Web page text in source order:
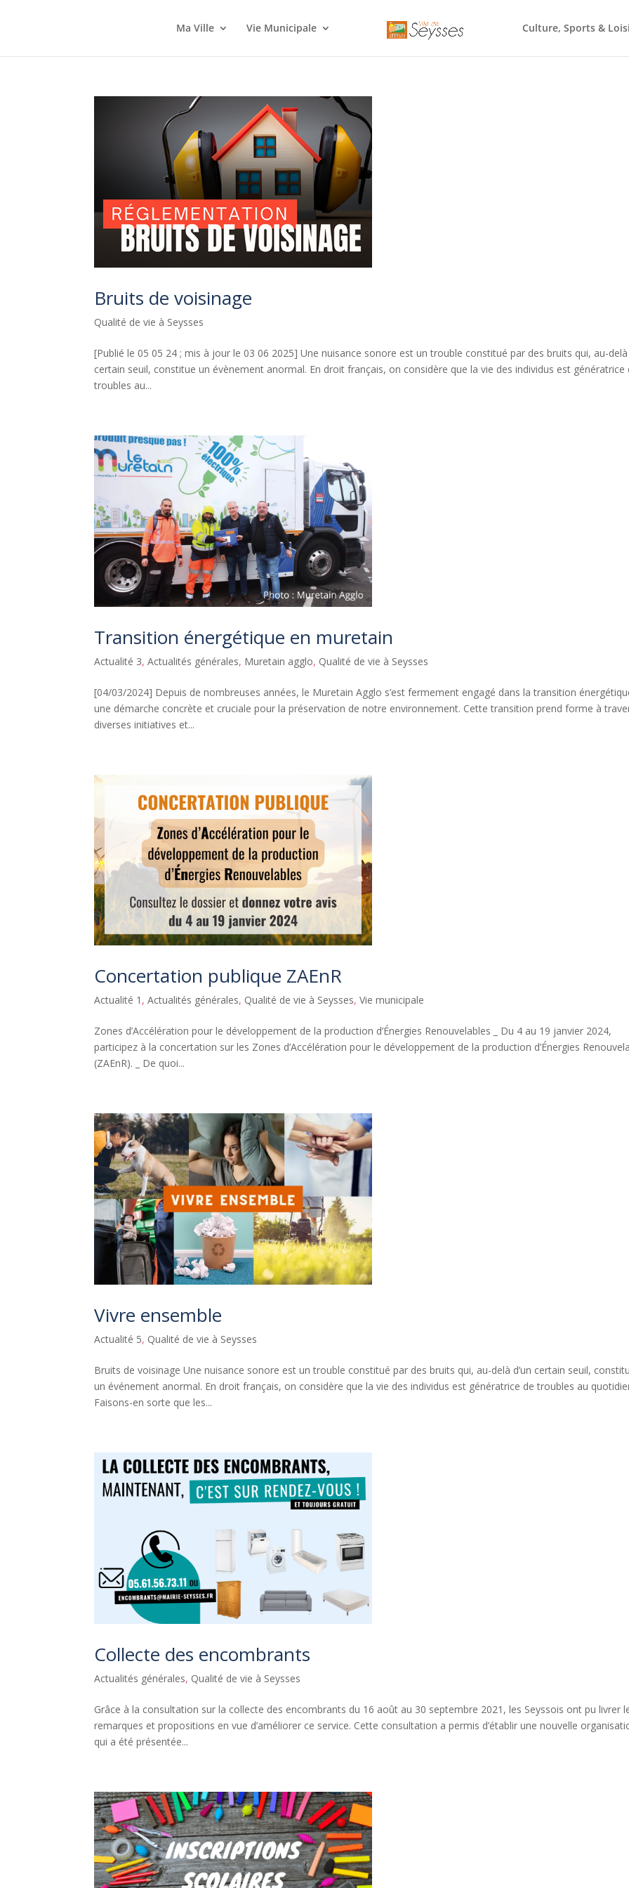
Ma Ville Vie Municipale Culture, Sports &
Bruits de voisinage
Qualité de vie à Seysses
[Publié le 05 05 24 ; mis à jour le 03 06 2025] Une nuisance sonore est un trouble constitué par des bruits qui, au-delà
certain seuil, constitue un évènement anormal. En droit français, on considère que la vie des individus est génératrice
troubles au...
Transition énergétique en muretain
Actualité 3,Actualités générales, Muretain agglo, Qualité de vie à Seysses
[04/03/2024] Depuis de nombreuses années, le Muretain Agglo s’est fermement engagé dans la transition
une démarche concrète et cruciale pour la préservation de notre environnement. Cette transition prend forme à
diverses initiatives et...
Concertation publique ZAEnR
Actualité 1 ,Actualités générales, Qualité de vie à Seysses,Vie municipale
Zones d’Accélération pour le développement de la production d’Énergies Renouvelables _ Du 4 au 19 janvier 2024,
participez à la concertation sur les Zones d’Accélération pour le développement de la production d’Énergies
(ZAEnR). _ De quoi...
Vivre ensemble
Actualité 5, Qualité de vie à Seysses
Bruits de voisinage Une nuisance sonore est un trouble constitué par des bruits qui, au-delà d’un certain seuil,
un événement anormal. En droit français, on considère que la vie des individus est génératrice de troubles au
Faisons-en sorte que les...
Collecte des encombrants
Actualités générales, Qualité de vie à Seysses
Grâce à la consultation sur la collecte des encombrants du 16 août au 30 septembre 2021, les Seyssois ont pu livrer
remarques et propositions en vue d’améliorer ce service. Cette consultation a permis d’établir une nouvelle
qui a été présentée...